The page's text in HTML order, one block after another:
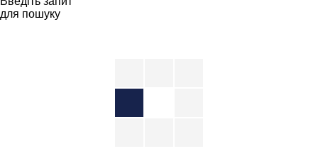
для пошуку